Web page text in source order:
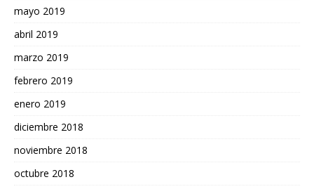
mayo 2019
abril 2019
marzo 2019
febrero 2019
enero 2019
diciembre 2018
noviembre 2018
octubre 2018